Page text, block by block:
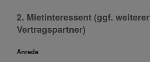
2. Mietinteressent (ggf. weiterer
Vertragspartner)
Anrede